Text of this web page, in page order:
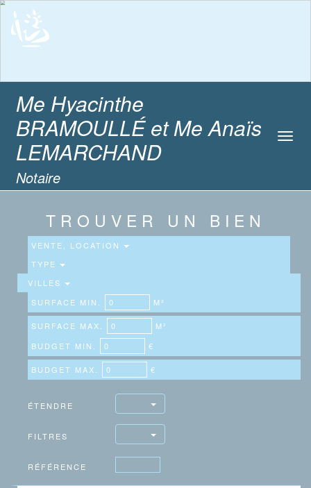
Me Hyacinthe
BRAMOULLÉ et Me Anaïs
LEMARCHAND
Notaire
TROUVER UN BIEN
VENTE, LOCATION
TYPE
VILLES
SURFACE MIN.
M²
SURFACE MAX.
M²
BUDGET MIN.
€
BUDGET MAX. €
ÉTENDRE
FILTRES
RÉFÉRENCE